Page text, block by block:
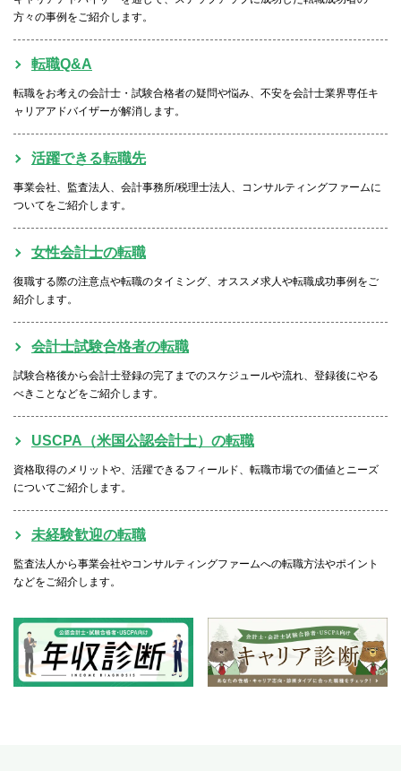
方々の事例をご紹介します。
転職Q&A
転職をお考えの会計士・試験合格者の疑問や悩み、不安を会計士業界専任キ
ャリアアドバイザーが解消します。
活躍できる転職先
事業会社、監査法人、会計事務所/税理士法人、コンサルティングファームに
ついてをご紹介します。
女性会計士の転職
復職する際の注意点や転職のタイミング、オススメ求人や転職成功事例をご
紹介します。
会計士試験合格者の転職
試験合格後から会計士登録の完了までのスケジュールや流れ、登録後にやる
べきことなどをご紹介します。
USCPA（米国公認会計士）の転職
資格取得のメリットや、活躍できるフィールド、転職市場での価値とニーズ
についてご紹介します。
未経験歓迎の転職
監査法人から事業会社やコンサルティングファームへの転職方法やポイント
などをご紹介します。